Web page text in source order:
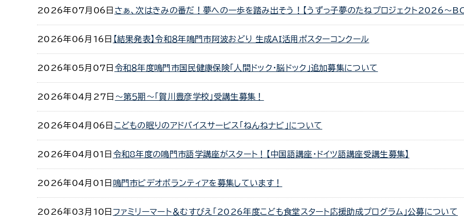
2026年07月06日 さぁ、次はきみの番だ！夢への一歩を踏み出そう！【うずっ子夢のたねプロジェクト2026
2026年06月16日 【結果発表】令和８年鳴門市阿波おどり 生成AI活用ポスターコンクール
2026年05月07日 令和８年度鳴門市国民健康保険「人間ドック・脳ドック」追加募集について
2026年04月27日 ～第５期～「賀川豊彦学校」受講生募集！
2026年04月06日 こどもの眠りのアドバイスサービス「ねんねナビ」について
2026年04月01日 令和8年度の鳴門市語学講座がスタート！【中国語講座・ドイツ語講座受講生募集】
2026年04月01日 鳴門市ビデオボランティアを募集しています！
2026年03月10日 ファミリーマート＆むすびえ「2026年度こども食堂スタート応援助成プログラム」公募について